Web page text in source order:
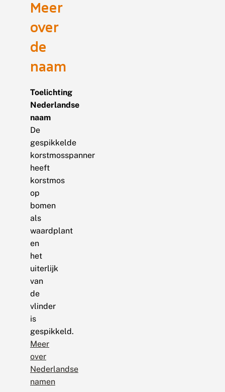
Meer
over
de
naam
Toelichting
Nederlandse
naam
De
gespikkelde
korstmosspanner
heeft
korstmos
op
bomen
als
waardplant
en
het
uiterlijk
van
de
vlinder
is
gespikkeld.
Meer
over
Nederlandse
namen